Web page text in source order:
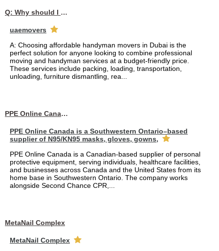
Q: Why should I choose affordable handyman movers in Dubai for my relocation and maintenance needs?
uaemovers
A: Choosing affordable handyman movers in Dubai is the
perfect solution for anyone looking to combine professional
moving and handyman services at a budget-friendly price.
These services include packing, loading, transportation,
unloading, furniture dismantling, rea...
PPE Online Canada – Bulk PPE Supplier | N95, Gloves, Masks & Medical Supplies
PPE Online Canada is a Southwestern Ontario–based
supplier of N95/KN95 masks, gloves, gowns,
PPE Online Canada is a Canadian-based supplier of personal
protective equipment, serving individuals, healthcare facilities,
and businesses across Canada and the United States from its
home base in Southwestern Ontario. The company works
alongside Second Chance CPR,...
MetaNail Complex
MetaNail Complex